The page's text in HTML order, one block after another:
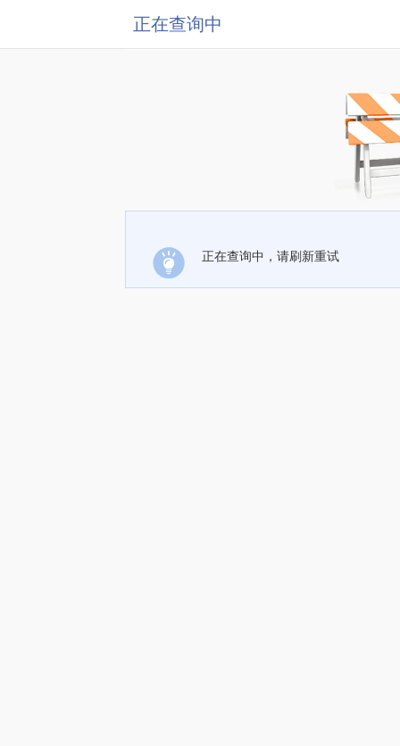
正在查询中
正在查询中，请刷新重试